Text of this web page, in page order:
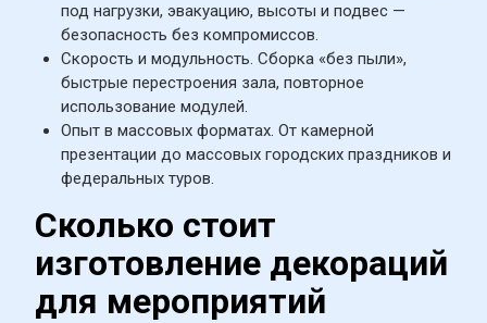
под нагрузки, эвакуацию, высоты и подвес —
безопасность без компромиссов.
Скорость и модульность. Сборка «без пыли»,
быстрые перестроения зала, повторное
использование модулей.
Опыт в массовых форматах. От камерной
презентации до массовых городских праздников и
федеральных туров.
Сколько стоит
изготовление декораций
для мероприятий